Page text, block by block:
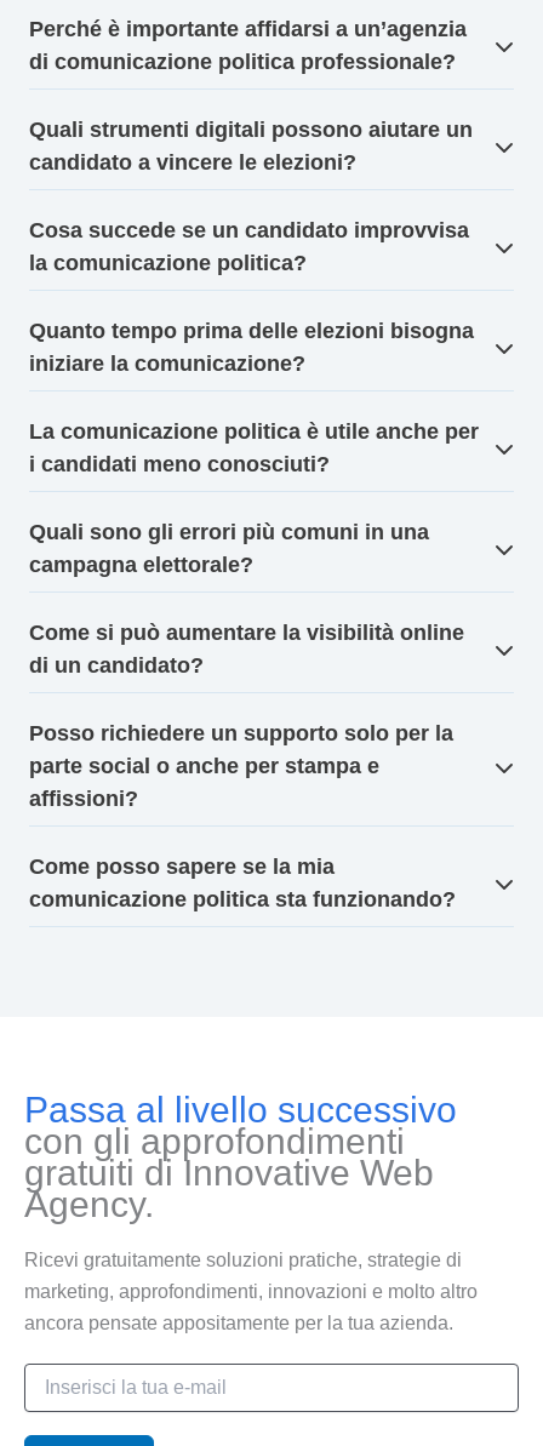
Perché è importante affidarsi a un’agenzia
di comunicazione politica professionale?
Quali strumenti digitali possono aiutare un
candidato a vincere le elezioni?
Cosa succede se un candidato improvvisa
la comunicazione politica?
Quanto tempo prima delle elezioni bisogna
iniziare la comunicazione?
La comunicazione politica è utile anche per
i candidati meno conosciuti?
Quali sono gli errori più comuni in una
campagna elettorale?
Come si può aumentare la visibilità online
di un candidato?
Posso richiedere un supporto solo per la
parte social o anche per stampa e
affissioni?
Come posso sapere se la mia
comunicazione politica sta funzionando?
Passa al livello successivo
con gli approfondimenti
gratuiti di Innovative Web
Agency.
Ricevi gratuitamente soluzioni pratiche, strategie di
marketing, approfondimenti, innovazioni e molto altro
ancora pensate appositamente per la tua azienda.